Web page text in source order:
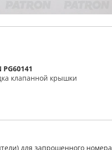
PG60141
клапанной крышки
для запрошенного номера